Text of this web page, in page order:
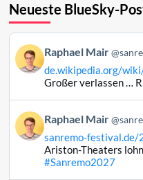
Neueste BlueSky-
Beitrag
von
Raphael
Bluesky
ansehen
Raphael Mair
de.wikipedia.org/
Großer verlassen …
Beitrag
von
Raphael
Raphael Mair
sanremo-
Ariston-Theaters
#Sanremo2027